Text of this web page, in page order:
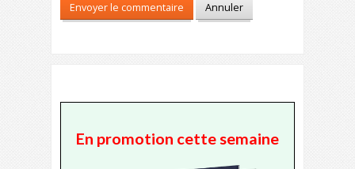
En promotion cette semaine